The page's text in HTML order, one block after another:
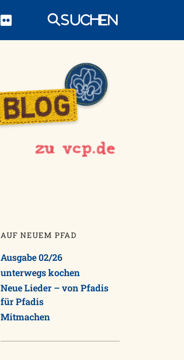
Suchen
AUF NEUEM PFAD
Ausgabe 02/26
unterwegs kochen
Neue Lieder – von Pfadis
für Pfadis
Mitmachen